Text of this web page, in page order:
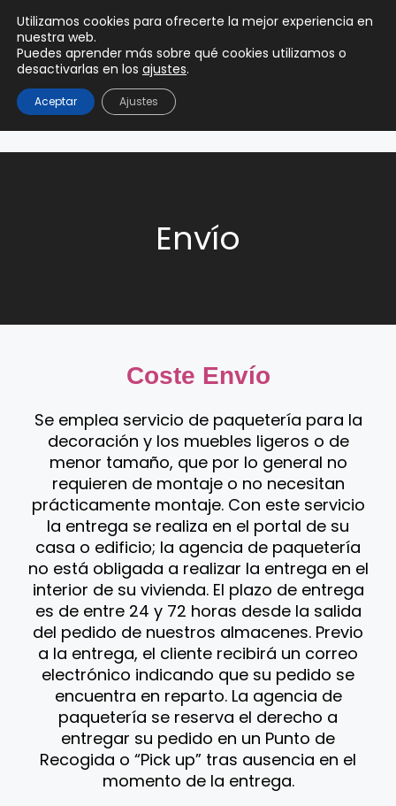
0,00€
Envío
Coste Envío
Se emplea servicio de paquetería para la
decoración y los muebles ligeros o de
menor tamaño, que por lo general no
requieren de montaje o no necesitan
prácticamente montaje. Con este servicio
la entrega se realiza en el portal de su
casa o edificio; la agencia de paquetería
no está obligada a realizar la entrega en el
interior de su vivienda. El plazo de entrega
es de entre 24 y 72 horas desde la salida
del pedido de nuestros almacenes. Previo
a la entrega, el cliente recibirá un correo
electrónico indicando que su pedido se
encuentra en reparto. La agencia de
paquetería se reserva el derecho a
entregar su pedido en un Punto de
Recogida o “Pick up” tras ausencia en el
momento de la entrega.
Utilizamos cookies para ofrecerte la mejor experiencia en
nuestra web.
Puedes aprender más sobre qué cookies utilizamos o
desactivarlas en los ajustes.
Aceptar Ajustes